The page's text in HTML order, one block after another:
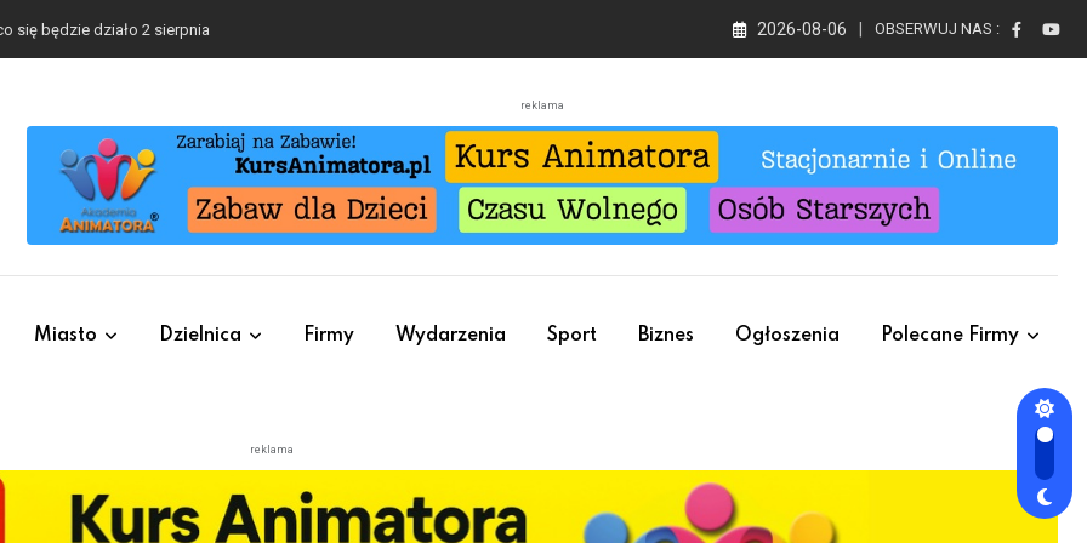
się będzie działo 2 sierpnia 2026-08-06 OBSERWUJ NAS :
reklama
Miasto Dzielnica Firmy Wydarzenia Sport Biznes Ogłoszenia Polecane Firmy
reklama